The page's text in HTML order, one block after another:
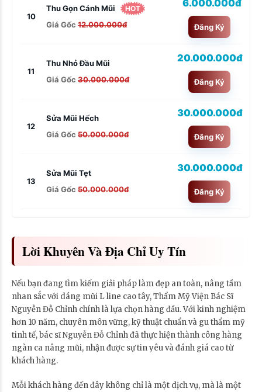
10
Thu Gọn Cánh Mũi HOT
Giá Gốc 12.000.000đ
6.000.000đ
Đăng Ký
11
Thu Nhỏ Đầu Mũi
Giá Gốc 30.000.000đ
20.000.000đ
Đăng Ký
12
Sửa Mũi Hếch
Giá Gốc 50.000.000đ
30.000.000đ
Đăng Ký
13
Sửa Mũi Tẹt
Giá Gốc 50.000.000đ
30.000.000đ
Đăng Ký
Lời Khuyên Và Địa Chỉ Uy Tín
Nếu bạn đang tìm kiếm giải pháp làm đẹp an toàn, nâng tầm
nhan sắc với dáng mũi L line cao tây, Thẩm Mỹ Viện Bác Sĩ
Nguyễn Đỗ Chỉnh chính là lựa chọn hàng đầu. Với kinh nghiệm
hơn 10 năm, chuyên môn vững, kỹ thuật chuẩn và gu thẩm mỹ
tinh tế, bác sĩ Nguyễn Đỗ Chỉnh đã thực hiện thành công hàng
ngàn ca nâng mũi, nhận được sự tin yêu và đánh giá cao từ
khách hàng.
Mỗi khách hàng đến đây không chỉ là một dịch vụ, mà là một